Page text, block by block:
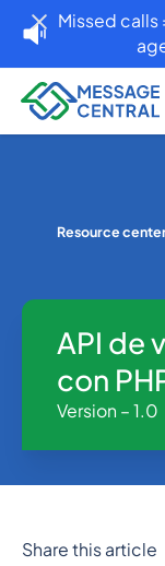
Missed calls
Resource
API de
con
Version – 1.0
Share this article